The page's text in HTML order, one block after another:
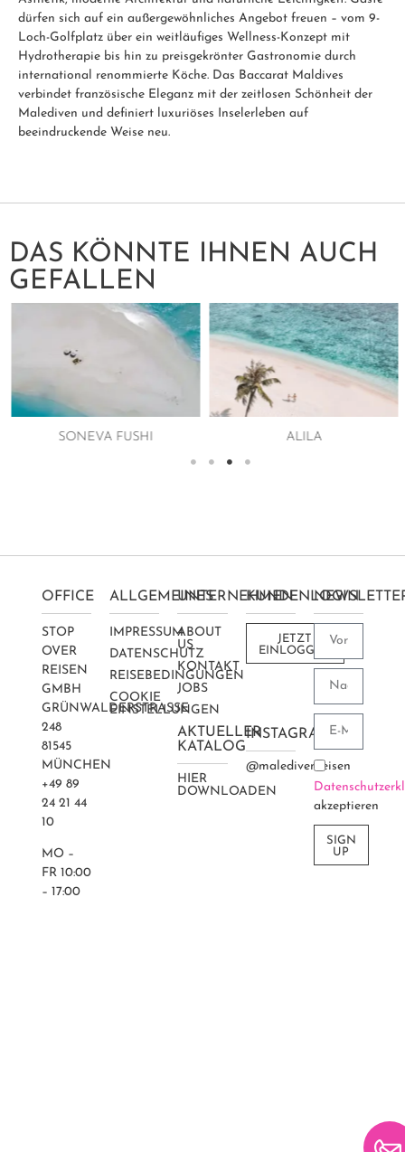
dürfen sich auf ein außergewöhnliches Angebot freuen – vom 9-
Loch-Golfplatz über ein weitläufiges Wellness-Konzept mit
Hydrotherapie bis hin zu preisgekrönter Gastronomie durch
international renommierte Köche. Das Baccarat Maldives
verbindet französische Eleganz mit der zeitlosen Schönheit der
Malediven und definiert luxuriöses Inselerleben auf
beeindruckende Weise neu.
DAS KÖNNTE IHNEN AUCH
GEFALLEN
SONEVA FUSHI ALILA
OFFICE
STOP
OVER
REISEN
GMBH
GRÜNWALDERSTRASSE 2
48
81545
MÜNCHEN
+49 89
24 21 44
10
MO –
FR 10:00
– 17:00
ALLGEMEINES
IMPRESSUM
DATENSCHUTZ
REISEBEDINGUNGEN
COOKIE
EINSTELLUNGEN
UNTERNEHMEN
ABOUT
US
KONTAKT
JOBS
AKTUELLER
KATALOG
HIER
DOWNLOADEN
KUNDENLOGIN
JETZT
EINLOGGEN
INSTAGRAM
@maledivenreisen
akzeptieren
SIGN
UP